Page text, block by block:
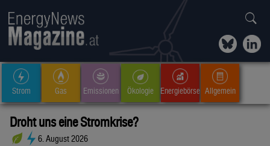
Strom Gas Emissionen Ökologie Energiebörse Allgemein
Droht uns eine Stromkrise?
6. August 2026